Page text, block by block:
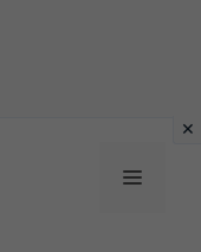
MENU